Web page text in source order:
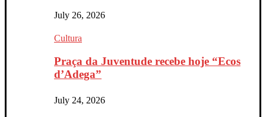
July 26, 2026
Cultura
Praça da Juventude recebe hoje “Ecos
d’Adega”
July 24, 2026